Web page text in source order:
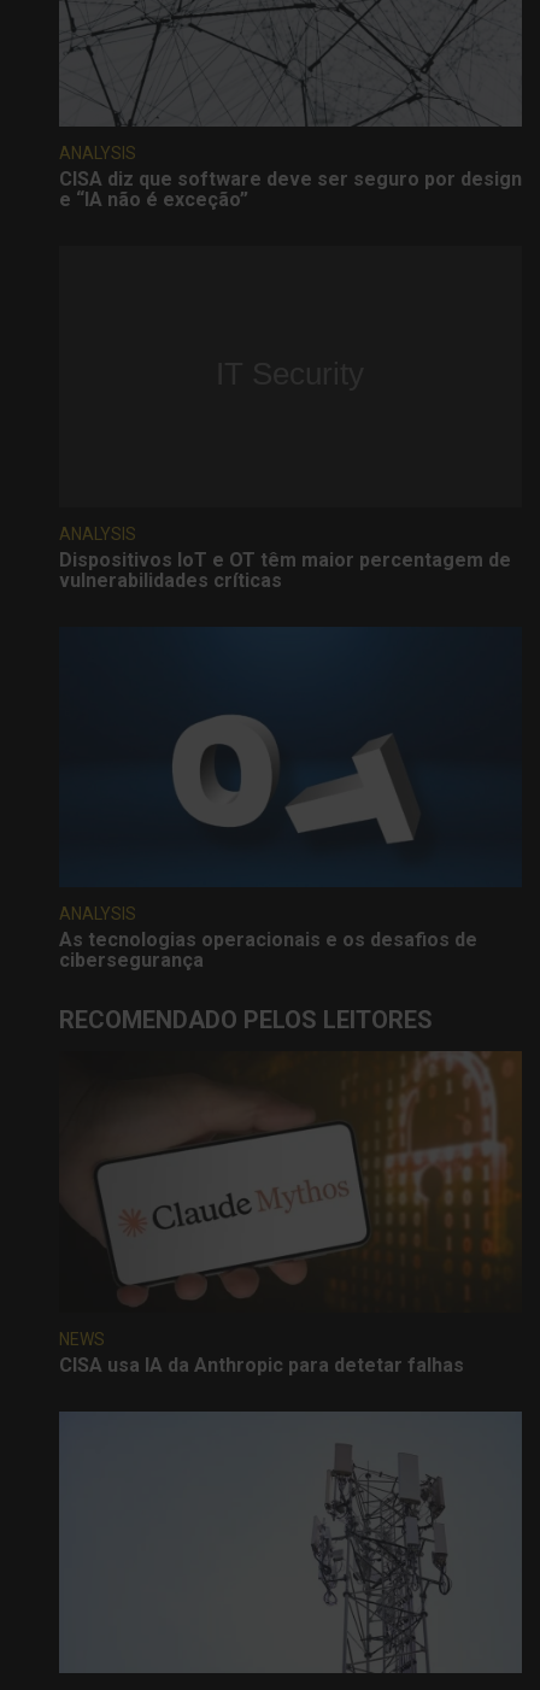
ANALYSIS
CISA diz que software deve ser seguro por design
e “IA não é exceção”
ANALYSIS
Dispositivos IoT e OT têm maior percentagem de
vulnerabilidades críticas
ANALYSIS
As tecnologias operacionais e os desafios de
cibersegurança
RECOMENDADO PELOS LEITORES
NEWS
CISA usa IA da Anthropic para detetar falhas